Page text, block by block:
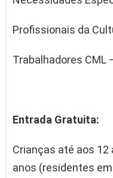
Profissionais da
Trabalhadores CML
Entrada Gratuita:
Crianças até aos 12
anos (residentes